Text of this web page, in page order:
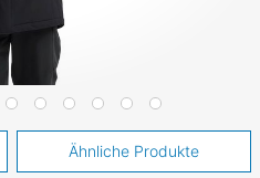
Ähnliche Produkte